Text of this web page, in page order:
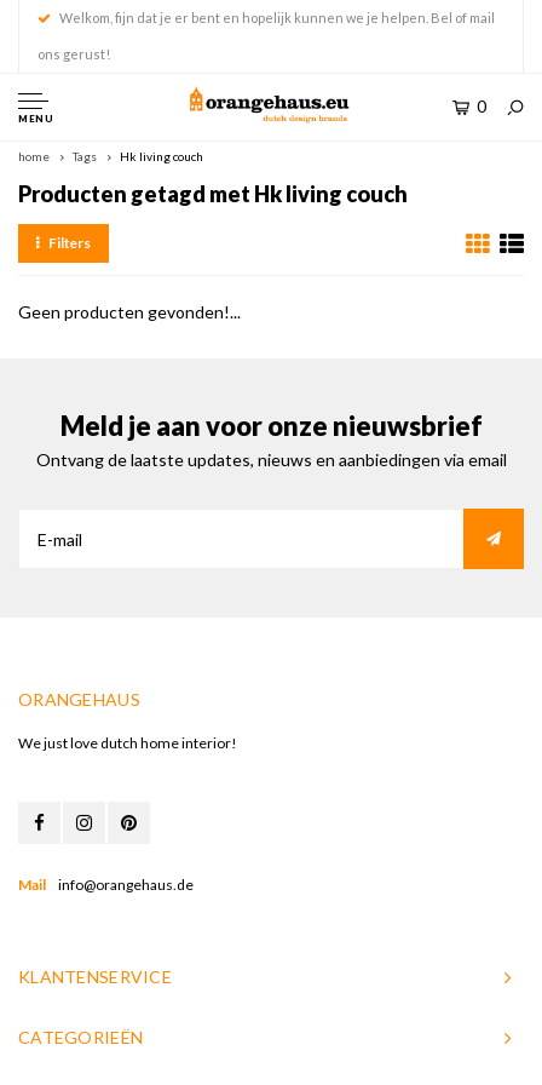
Welkom, fijn dat je er bent en hopelijk kunnen we je helpen. Bel of mail
ons gerust!
MENU
0
home Tags Hk living couch
Producten getagd met Hk living couch
Filters
Geen producten gevonden!...
Meld je aan voor onze nieuwsbrief
Ontvang de laatste updates, nieuws en aanbiedingen via email
ORANGEHAUS
We just love dutch home interior!
Mail info@orangehaus.de
KLANTENSERVICE
CATEGORIEËN